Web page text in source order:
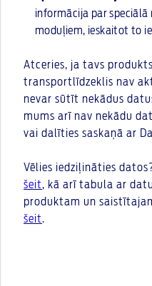
informācija par
moduļiem, ieskaitot to
Atceries, ja tavs
transportlīdzeklis nav
nevar sūtīt nekādus
mums arī nav nekādu
vai dalīties saskaņā ar
Vēlies iedziļināties
šeit, kā arī tabula ar
produktam un
šeit.